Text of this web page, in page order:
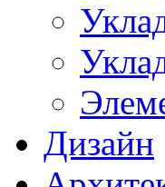
Дизайн